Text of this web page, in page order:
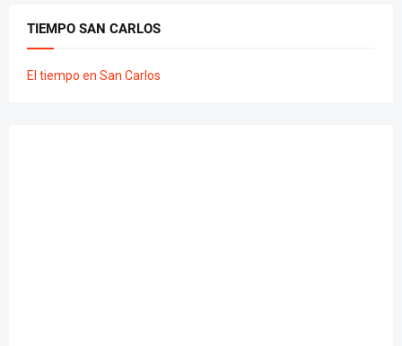
TIEMPO SAN CARLOS
El tiempo en San Carlos